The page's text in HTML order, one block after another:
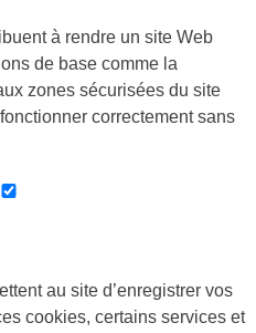
à rendre un site Web
de base comme la
zones sécurisées du site
correctement sans
au site d’enregistrer vos
cookies, certains services et